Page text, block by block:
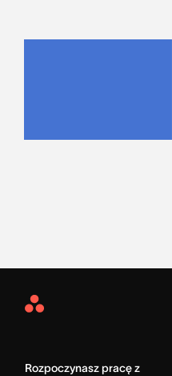
Asana
Rozpoczynasz pracę z